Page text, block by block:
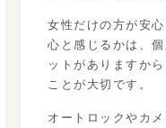
女性だけの方が安
心と感じるかは、
ットがありますか
ことが大切です。
オートロックやカ